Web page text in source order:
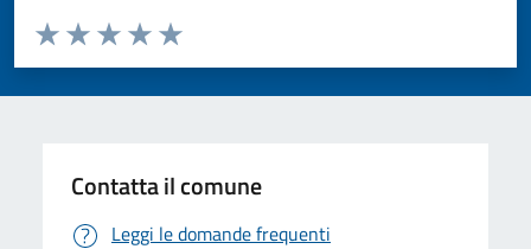
Valuta da 1 a 5 stelle la pagina
Valuta 5 stelle su 5
Valuta 4 stelle su 5
Valuta 3 stelle su 5
Valuta 2 stelle su 5
Valuta 1 stelle su 5
Contatta il comune
Leggi le domande frequenti